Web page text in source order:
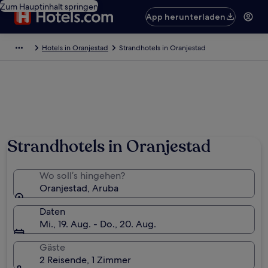
Zum Hauptinhalt springen
App herunterladen
Hotels in Oranjestad Strandhotels in Oranjestad
Strandhotels in Oranjestad
Wo soll’s hingehen?
Oranjestad, Aruba
Daten
Mi., 19. Aug. - Do., 20. Aug.
Gäste
2 Reisende, 1 Zimmer